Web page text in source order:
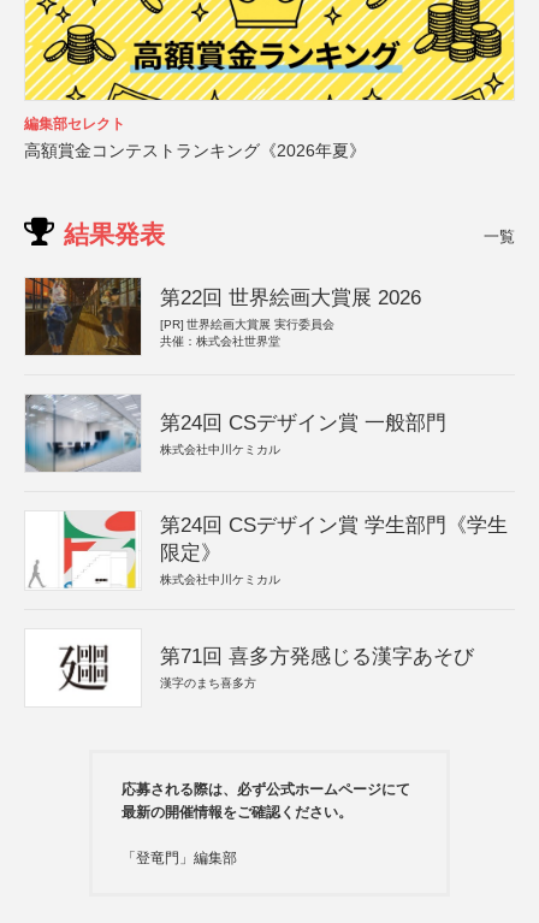
編集部セレクト
高額賞金コンテストランキング《2026年夏》
結果発表 一覧
第22回 世界絵画大賞展 2026
[PR] 世界絵画大賞展 実行委員会
共催：株式会社世界堂
第24回 CSデザイン賞 一般部門
株式会社中川ケミカル
第24回 CSデザイン賞 学生部門《学生
限定》
株式会社中川ケミカル
第71回 喜多方発感じる漢字あそび
漢字のまち喜多方
応募される際は、必ず公式ホームページにて
最新の開催情報をご確認ください。
「登竜門」編集部